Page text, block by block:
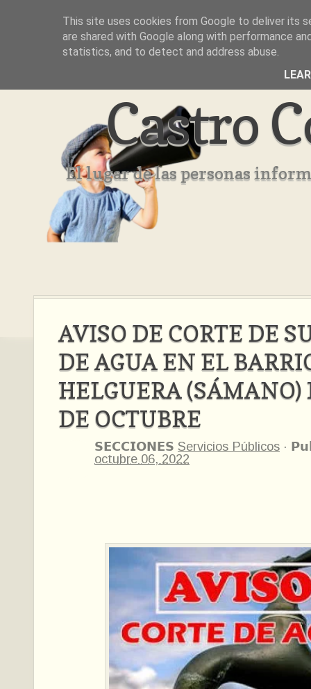
Inicio Aviso Legal Quienes Somos ??
Castro
El lugar de las personas
AVISO DE CORTE DE
DE AGUA EN EL
HELGUERA
DE OCTUBRE
𝗦𝗘𝗖𝗖𝗜𝗢𝗡𝗘𝗦 Servicios Públicos ·
octubre 06, 2022
This site uses cookies from Google to deliver its
are shared with Google along with performance
statistics, and to detect and address abuse.